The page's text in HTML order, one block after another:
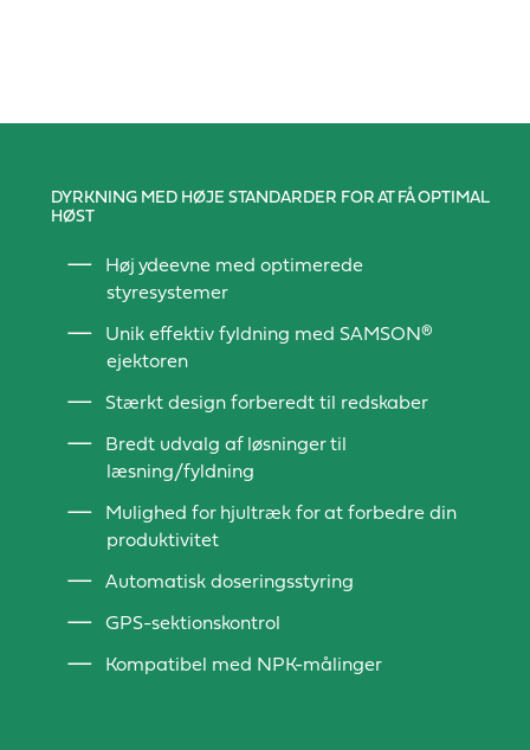
DYRKNING MED HØJE STANDARDER FOR AT FÅ OPTIMAL
HØST
Høj ydeevne med optimerede
styresystemer
Unik effektiv fyldning med SAMSON®
ejektoren
Stærkt design forberedt til redskaber
Bredt udvalg af løsninger til
læsning/fyldning
Mulighed for hjultræk for at forbedre din
produktivitet
Automatisk doseringsstyring
GPS-sektionskontrol
Kompatibel med NPK-målinger